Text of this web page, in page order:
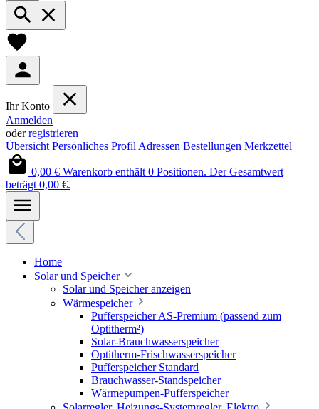
Ihr Konto
Anmelden
oderregistrieren
Übersicht Persönliches Profil Adressen Bestellungen Merkzettel
0,00 € Warenkorb enthält 0 Positionen. Der Gesamtwert
beträgt 0,00 €.
Home
Solar und Speicher
Solar und Speicher anzeigen
Wärmespeicher
Pufferspeicher AS-Premium (passend zum
Optitherm²)
Solar-Brauchwasserspeicher
Optitherm-Frischwasserspeicher
Pufferspeicher Standard
Brauchwasser-Standspeicher
Wärmepumpen-Pufferspeicher